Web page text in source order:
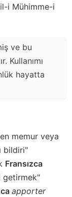
i Mühimme-i
ve bu
Kullanımı
hayatta
memur veya
bildiri"
Fransızca
getirmek"
apporter